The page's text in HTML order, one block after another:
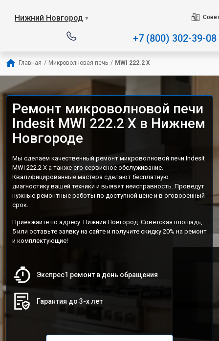
Нижний Новгород ▼
+7 (800) 302-39-08
Главная / Микроволновая печь / MWI 222.2 X
Ремонт микроволновой печи
Indesit MWI 222.2 X в Нижнем
Новгороде
Мы сделаем качественный ремонт микроволновой печи Indesit
MWI 222.2 X а также его сервисное обслуживание.
Квалифицированные мастера сделают бесплатную
диагностику вашей техники и выявят неисправность. Проведут
нужные ремонтные работы по доступной цене и в оговоренный
срок.
Приезжайте по адресу: Нижний Новгород: Советская площадь,
5 или оставьте заявку на сайте и получите скидку 20% на ремонт
и комплектующие!
Экспрес1 ремонт в день обращения
Гарантия до 3-х лет